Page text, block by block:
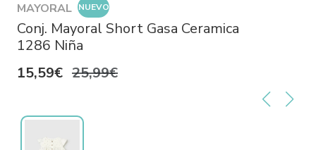
MAYORAL NUEVO
Conj. Mayoral Short Gasa Ceramica
1286 Niña
15,59€ 25,99€